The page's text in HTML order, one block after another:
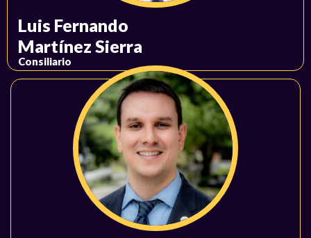
Luis Fernando
Martínez Sierra
Consiliario